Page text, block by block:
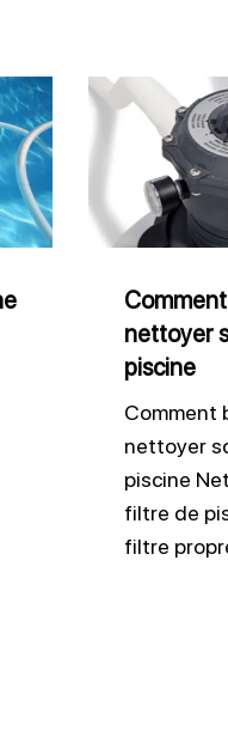
Comment
nettoyer
son
filtre
piscine
nettoyer
piscine
Comment
nettoyer
piscine
filtre de
filtre